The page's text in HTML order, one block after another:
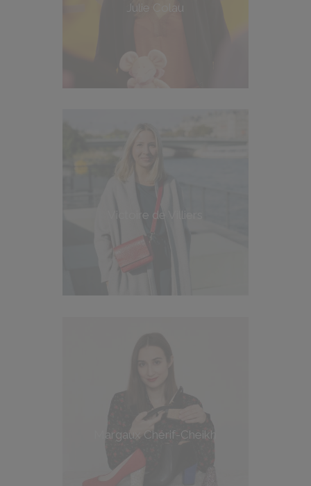
Julie Colau
Victoire de Villiers
Margaux Chérif-Cheikh